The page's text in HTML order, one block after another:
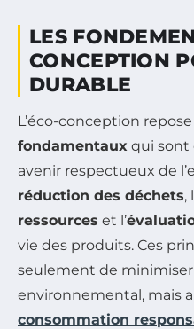
LES
CONCEPTION
DURABLE
L’éco-conception
fondamentaux qui sont
avenir respectueux de
réduction des déchets,
ressources et l’
vie des produits. Ces
seulement de minimiser
environnemental, mais
consommation